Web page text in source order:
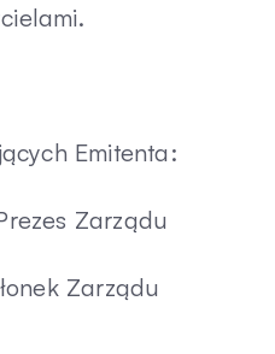
Emitenta:
Zarządu
Zarządu